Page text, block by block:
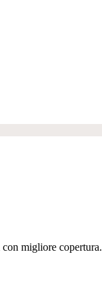
migliore copertura.